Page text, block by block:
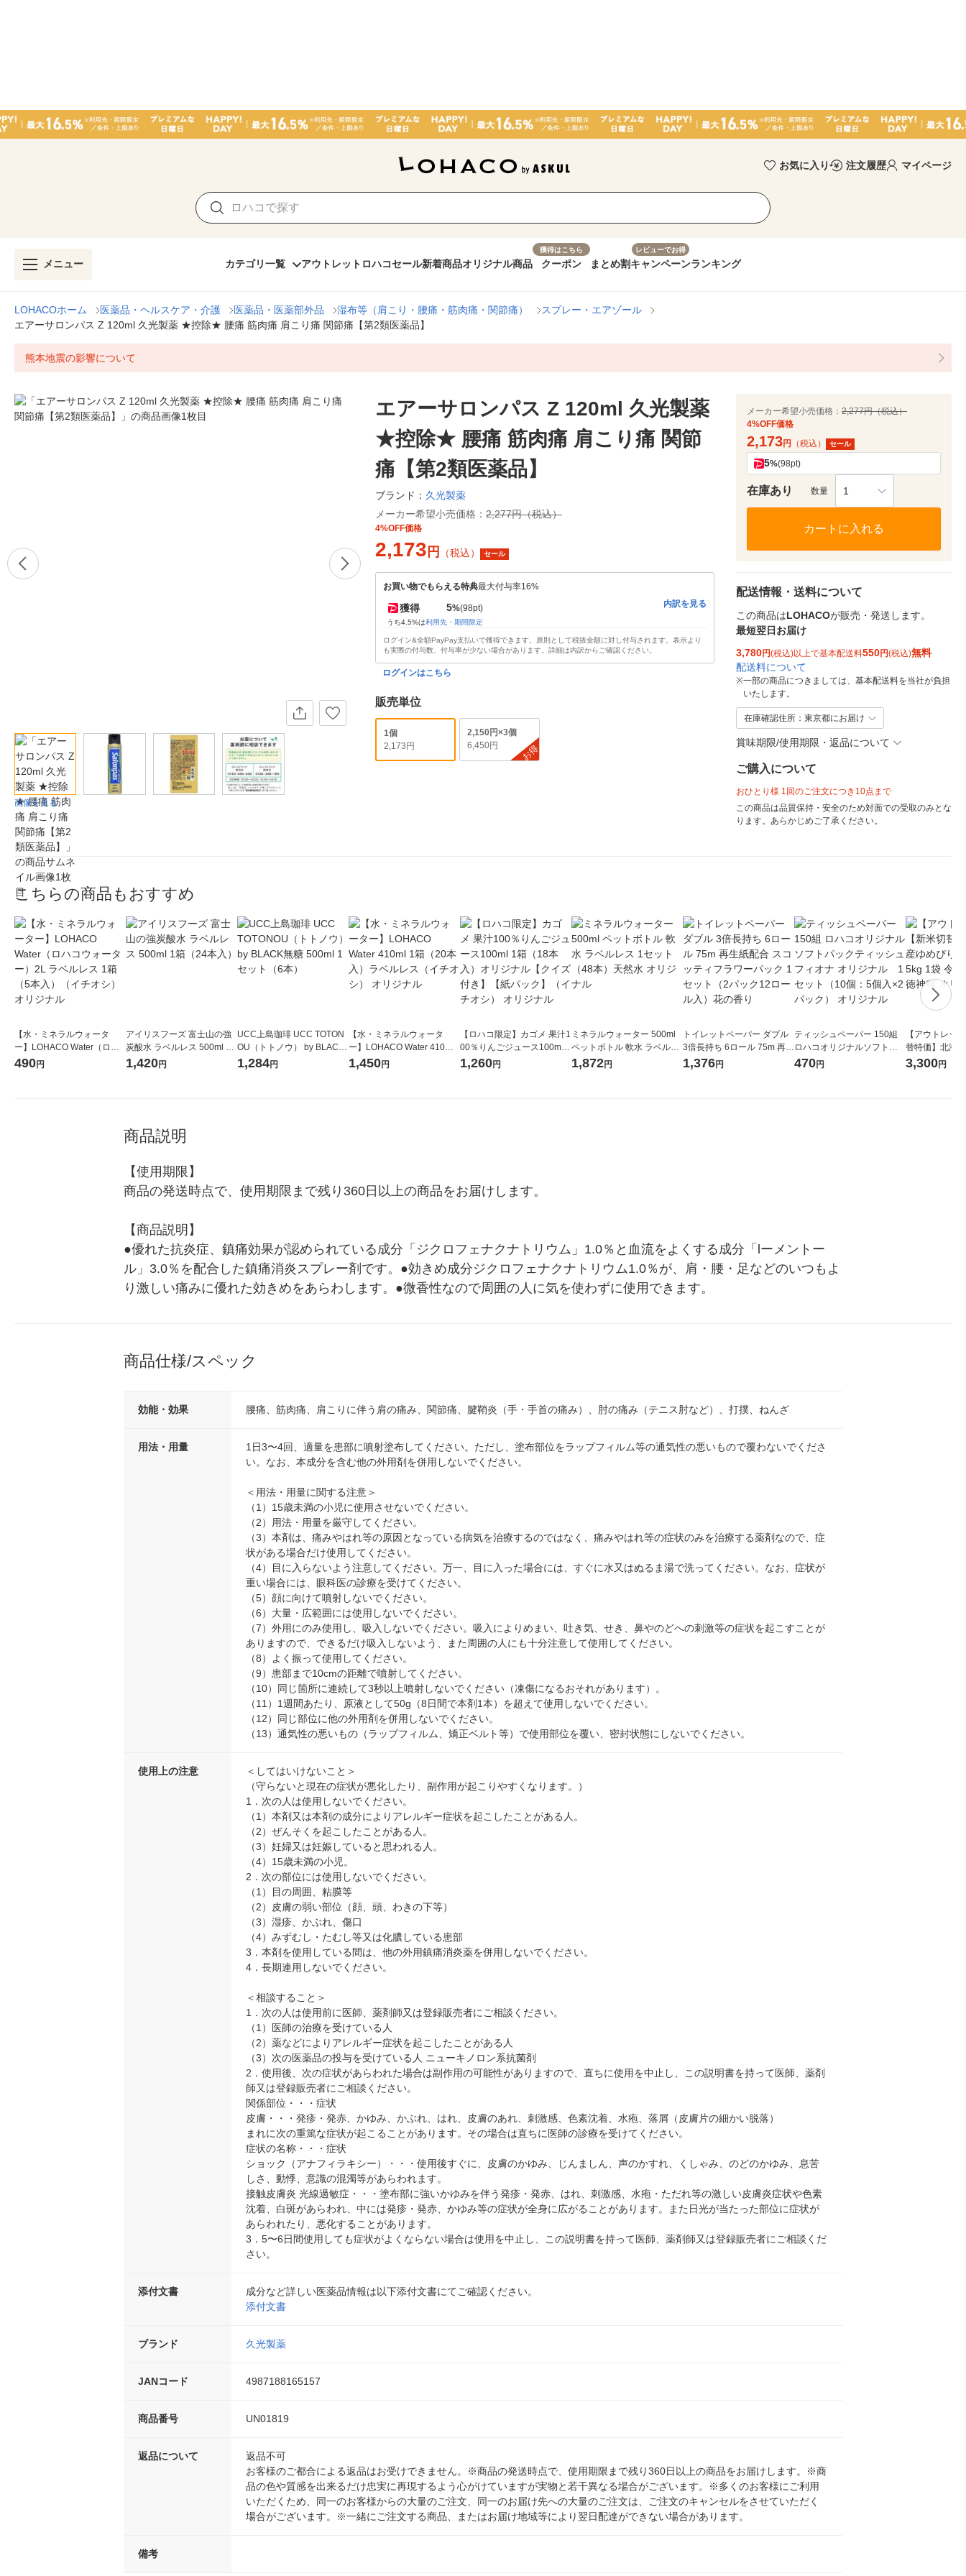
お気に入り 注文履歴 マイページ
メニュー カテゴリ一覧 アウトレット ロハコセール新着商品オリジナル商品
獲得はこちら
クーポン まとめ割
レビューでお得
キャンペーンランキング
LOHACOホーム 医薬品・ヘルスケア・介護 医薬品・医薬部外品 湿布等（肩こり・腰痛・筋肉痛・関節痛）
スプレー・エアゾール
エアーサロンパス Z 120ml 久光製薬 ★控除★ 腰痛 筋肉痛 肩こり痛 関節痛【第2類医薬品】
熊本地震の影響について
画像を見る
エアーサロンパス Z 120ml 久光製薬
★控除★ 腰痛 筋肉痛 肩こり痛 関節
痛【第2類医薬品】
ブランド： 久光製薬
メーカー希望小売価格： 2,277円（税込）
4%OFF価格
2,173 円 （税込） セール
お買い物でもらえる特典最大付与率16%
獲得 5%(98pt)
うち4.5%は利用先・期間限定
内訳を見る
ログイン&全額PayPay支払いで獲得できます。原則として税抜金額に対し付与されます。表示より
も実際の付与数、付与率が少ない場合があります。詳細は内訳からご確認ください。
ログインはこちら
販売単位
1個
2,173円
2,150円×3個
6,450円
お得
メーカー希望小売価格： 2,277円（税込）
4%OFF価格
2,173円 （税込） セール
5%(98pt)
在庫あり 数量 1
カートに入れる
配送情報・送料について
この商品はLOHACOが販売・発送します。
最短翌日お届け
3,780円(税込)以上で基本配送料550円(税込)無料
配送料について
※一部の商品につきましては、基本配送料を当社が負担
いたします。
在庫確認住所：東京都にお届け
賞味期限/使用期限・返品について
ご購入について
おひとり様 1回のご注文につき10点まで
この商品は品質保持・安全のため対面での受取のみとな
ります。あらかじめご了承ください。
こちらの商品もおすすめ
【水・ミネラルウォータ
ー】LOHACO Water（ロハ
コウォーター）2L ラベルレ
490円
アイリスフーズ 富士山の強
炭酸水 ラベルレス 500ml 1
箱（24本入）
1,420円
UCC上島珈琲 UCC TOTON
OU（トトノウ） by BLACK
無糖 500ml 1セット（6本）
1,284円
【水・ミネラルウォータ
ー】LOHACO Water 410ml
1箱（20本入）ラベルレス
1,450円
【ロハコ限定】カゴメ 果汁1
00％りんごジュース100ml 1
箱（18本入）オリジナル
1,260円
ミネラルウォーター 500ml
ペットボトル 軟水 ラベルレ
ス 1セット（48本）天然水
1,872円
トイレットペーパー ダブル
3倍長持ち 6ロール 75m 再生
紙配合 スコッティフラワー
1,376円
ティッシュペーパー 150組
ロハコオリジナルソフトパ
ックティッシュ フィオナ オ
470円
【アウトレッ
替特価】北海
か 無洗米 5kg
3,300円
商品説明
【使用期限】
商品の発送時点で、使用期限まで残り360日以上の商品をお届けします。
【商品説明】
●優れた抗炎症、鎮痛効果が認められている成分「ジクロフェナクナトリウム」1.0％と血流をよくする成分「lーメントー
ル」3.0％を配合した鎮痛消炎スプレー剤です。●効きめ成分ジクロフェナクナトリウム1.0％が、肩・腰・足などのいつもよ
り激しい痛みに優れた効きめをあらわします。●微香性なので周囲の人に気を使わずに使用できます。
商品仕様/スペック
効能・効果 腰痛、筋肉痛、肩こりに伴う肩の痛み、関節痛、腱鞘炎（手・手首の痛み）、肘の痛み（テニス肘など）、打撲、ねんざ
用法・用量
1日3〜4回、適量を患部に噴射塗布してください。ただし、塗布部位をラップフィルム等の通気性の悪いもので覆わないでくださ
い。なお、本成分を含む他の外用剤を併用しないでください。
＜用法・用量に関する注意＞
（1）15歳未満の小児に使用させないでください。
（2）用法・用量を厳守してください。
（3）本剤は、痛みやはれ等の原因となっている病気を治療するのではなく、痛みやはれ等の症状のみを治療する薬剤なので、症
状がある場合だけ使用してください。
（4）目に入らないよう注意してください。万一、目に入った場合には、すぐに水又はぬるま湯で洗ってください。なお、症状が
重い場合には、眼科医の診療を受けてください。
（5）顔に向けて噴射しないでください。
（6）大量・広範囲には使用しないでください。
（7）外用にのみ使用し、吸入しないでください。吸入によりめまい、吐き気、せき、鼻やのどへの刺激等の症状を起こすことが
ありますので、できるだけ吸入しないよう、また周囲の人にも十分注意して使用してください。
（8）よく振って使用してください。
（9）患部まで10cmの距離で噴射してください。
（10）同じ箇所に連続して3秒以上噴射しないでください（凍傷になるおそれがあります）。
（11）1週間あたり、原液として50g（8日間で本剤1本）を超えて使用しないでください。
（12）同じ部位に他の外用剤を併用しないでください。
（13）通気性の悪いもの（ラップフィルム、矯正ベルト等）で使用部位を覆い、密封状態にしないでください。
使用上の注意
＜してはいけないこと＞
（守らないと現在の症状が悪化したり、副作用が起こりやすくなります。）
1．次の人は使用しないでください。
（1）本剤又は本剤の成分によりアレルギー症状を起こしたことがある人。
（2）ぜんそくを起こしたことがある人。
（3）妊婦又は妊娠していると思われる人。
（4）15歳未満の小児。
2．次の部位には使用しないでください。
（1）目の周囲、粘膜等
（2）皮膚の弱い部位（顔、頭、わきの下等）
（3）湿疹、かぶれ、傷口
（4）みずむし・たむし等又は化膿している患部
3．本剤を使用している間は、他の外用鎮痛消炎薬を併用しないでください。
4．長期連用しないでください。
＜相談すること＞
1．次の人は使用前に医師、薬剤師又は登録販売者にご相談ください。
（1）医師の治療を受けている人
（2）薬などによりアレルギー症状を起こしたことがある人
（3）次の医薬品の投与を受けている人 ニューキノロン系抗菌剤
2．使用後、次の症状があらわれた場合は副作用の可能性がありますので、直ちに使用を中止し、この説明書を持って医師、薬剤
師又は登録販売者にご相談ください。
関係部位・・・症状
皮膚・・・発疹・発赤、かゆみ、かぶれ、はれ、皮膚のあれ、刺激感、色素沈着、水疱、落屑（皮膚片の細かい脱落）
まれに次の重篤な症状が起こることがあります。その場合は直ちに医師の診療を受けてください。
症状の名称・・・症状
ショック（アナフィラキシー）・・・使用後すぐに、皮膚のかゆみ、じんましん、声のかすれ、くしゃみ、のどのかゆみ、息苦
しさ、動悸、意識の混濁等があらわれます。
接触皮膚炎 光線過敏症・・・塗布部に強いかゆみを伴う発疹・発赤、はれ、刺激感、水疱・ただれ等の激しい皮膚炎症状や色素
沈着、白斑があらわれ、中には発疹・発赤、かゆみ等の症状が全身に広がることがあります。また日光が当たった部位に症状が
あらわれたり、悪化することがあります。
3．5〜6日間使用しても症状がよくならない場合は使用を中止し、この説明書を持って医師、薬剤師又は登録販売者にご相談くだ
さい。
添付文書
成分など詳しい医薬品情報は以下添付文書にてご確認ください。
添付文書
ブランド 久光製薬
JANコード 4987188165157
商品番号 UN01819
返品について
返品不可
お客様のご都合による返品はお受けできません。※商品の発送時点で、使用期限まで残り360日以上の商品をお届けします。※商
品の色や質感を出来るだけ忠実に再現するよう心がけていますが実物と若干異なる場合がございます。※多くのお客様にご利用
いただくため、同一のお客様からの大量のご注文、同一のお届け先への大量のご注文は、ご注文のキャンセルをさせていただく
場合がございます。※一緒にご注文する商品、またはお届け地域等により翌日配達ができない場合があります。
備考